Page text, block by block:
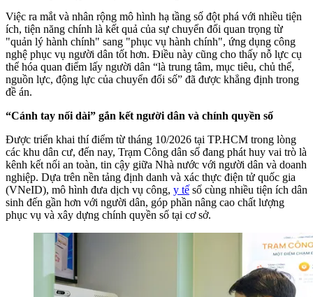
Việc ra mắt và nhân rộng mô hình hạ tầng số đột phá với nhiều tiện
ích, tiện năng chính là kết quả của sự chuyển đổi quan trọng từ
"quản lý hành chính" sang "phục vụ hành chính", ứng dụng công
nghệ phục vụ người dân tốt hơn. Điều này cũng cho thấy nỗ lực cụ
thể hóa quan điểm lấy người dân “là trung tâm, mục tiêu, chủ thể,
nguồn lực, động lực của chuyển đổi số” đã được khẳng định trong
đề án.
“Cánh tay nối dài” gắn kết người dân và chính quyền số
Được triển khai thí điểm từ tháng 10/2026 tại TP.HCM trong lòng
các khu dân cư, đến nay, Trạm Công dân số đang phát huy vai trò là
kênh kết nối an toàn, tin cậy giữa Nhà nước với người dân và doanh
nghiệp. Dựa trên nền tảng định danh và xác thực điện tử quốc gia
(VNeID), mô hình đưa dịch vụ công, y tế số cùng nhiều tiện ích dân
sinh đến gần hơn với người dân, góp phần nâng cao chất lượng
phục vụ và xây dựng chính quyền số tại cơ sở.